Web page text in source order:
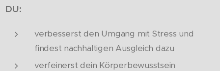
DU:
verbesserst den Umgang mit Stress und
findest nachhaltigen Ausgleich dazu
verfeinerst dein Körperbewusstsein